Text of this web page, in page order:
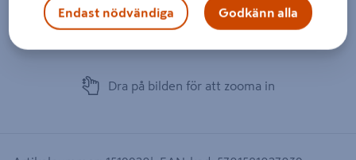
Dra på bilden för att zooma in
Endast nödvändiga Godkänn alla